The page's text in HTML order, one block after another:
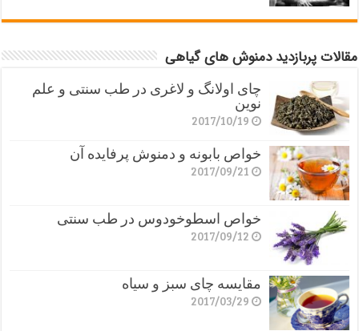
مقالات پربازدید دمنوش های گیاهی
چای اولانگ و لاغری در طب سنتی و علم
نوین
2017/10/19
خواص بابونه و دمنوش پرفایده آن
2017/09/21
خواص اسطوخودوس در طب سنتی
2017/09/12
مقایسه چای سبز و سیاه
2017/03/29